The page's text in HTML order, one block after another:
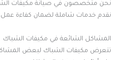
نحن متخصصون في صيانة مكيفات
نقدم خدمات شاملة لضمان كفاءة عمل
المشاكل الشائعة في مكيفات الشباك
تتعرض مكيفات الشباك لبعض المشاكل